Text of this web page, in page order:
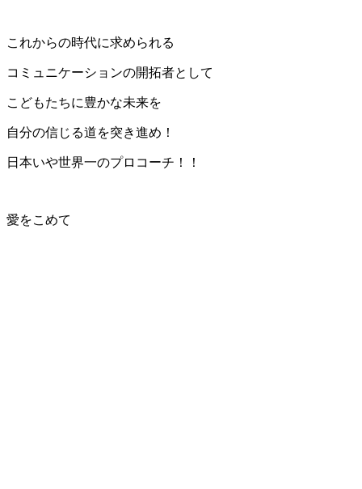
これからの時代に求められる
コミュニケーションの開拓者として
こどもたちに豊かな未来を
自分の信じる道を突き進め！
日本いや世界一のプロコーチ！！
愛をこめて